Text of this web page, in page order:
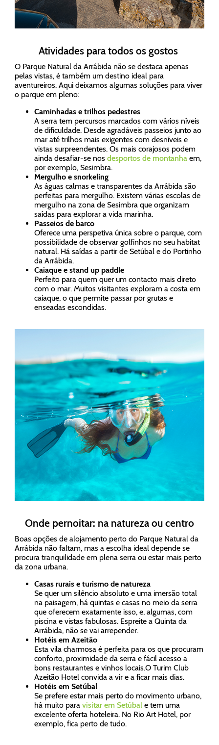
Atividades para todos os gostos
O Parque Natural da Arrábida não se destaca apenas
pelas vistas, é também um destino ideal para
aventureiros. Aqui deixamos algumas soluções para viver
o parque em pleno:
Caminhadas e trilhos pedestres
A serra tem percursos marcados com vários níveis
de dificuldade. Desde agradáveis passeios junto ao
mar até trilhos mais exigentes com desníveis e
vistas surpreendentes. Os mais corajosos podem
ainda desafiar-se nos desportos de montanha em,
por exemplo, Sesimbra.
Mergulho e snorkeling
As águas calmas e transparentes da Arrábida são
perfeitas para mergulho. Existem várias escolas de
mergulho na zona de Sesimbra que organizam
saídas para explorar a vida marinha.
Passeios de barco
Oferece uma perspetiva única sobre o parque, com
possibilidade de observar golfinhos no seu habitat
natural. Há saídas a partir de Setúbal e do Portinho
da Arrábida.
Caiaque e stand up paddle
Perfeito para quem quer um contacto mais direto
com o mar. Muitos visitantes exploram a costa em
caiaque, o que permite passar por grutas e
enseadas escondidas.
Onde pernoitar: na natureza ou centro
Boas opções de alojamento perto do Parque Natural da
Arrábida não faltam, mas a escolha ideal depende se
procura tranquilidade em plena serra ou estar mais perto
da zona urbana.
Casas rurais e turismo de natureza
Se quer um silêncio absoluto e uma imersão total
na paisagem, há quintas e casas no meio da serra
que oferecem exatamente isso, e, algumas, com
piscina e vistas fabulosas. Espreite a Quinta da
Arrábida, não se vai arrepender.
Hotéis em Azeitão
Esta vila charmosa é perfeita para os que procuram
conforto, proximidade da serra e fácil acesso a
bons restaurantes e vinhos locais.O Turim Club
Azeitão Hotel convida a vir e a ficar mais dias.
Hotéis em Setúbal
Se prefere estar mais perto do movimento urbano,
há muito para visitar em Setúbal e tem uma
excelente oferta hoteleira. No Rio Art Hotel, por
exemplo, fica perto de tudo.